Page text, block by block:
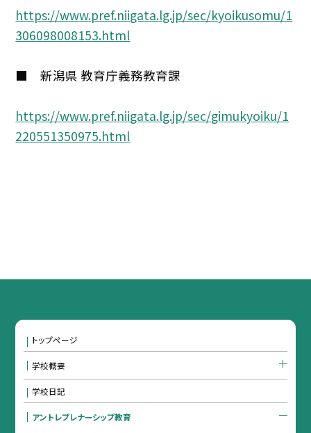
https://www.pref.niigata.lg.jp/sec/kyoikusomu/1
306098008153.html
■ 新潟県 教育庁義務教育課
https://www.pref.niigata.lg.jp/sec/gimukyoiku/1
220551350975.html
トップページ
学校概要
学校日記
アントレプレナーシップ教育